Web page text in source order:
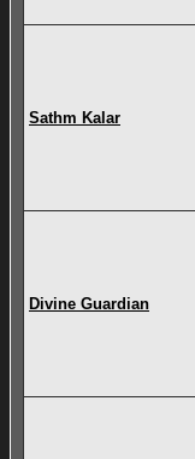
Sathm Kalar
Divine Guardian